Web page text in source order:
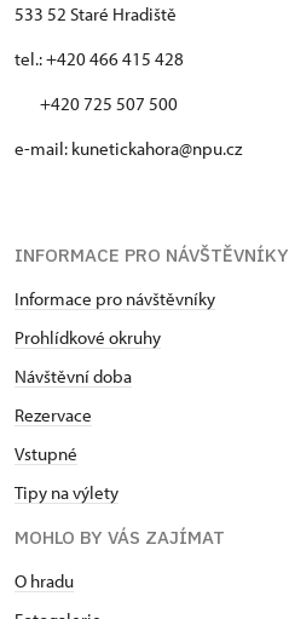
533 52 Staré Hradiště
tel.: +420 466 415 428
+420 725 507 500
e-mail: kunetickahora@npu.cz
INFORMACE PRO NÁVŠTĚVNÍKY
Informace pro návštěvníky
Prohlídkové okruhy
Návštěvní doba
Rezervace
Vstupné
Tipy na výlety
MOHLO BY VÁS ZAJÍMAT
O hradu